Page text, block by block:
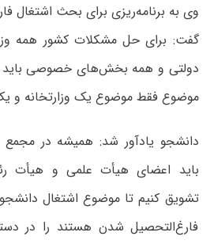
وی به برنامه‌ریزی برای بحث اشتغال
گفت: برای حل مشکلات کشور همه
دولتی و همه بخش‌های خصوصی باید
موضوع فقط موضوع یک وزارتخانه و
دانشجو یادآور شد: همیشه در مجمع
باید اعضای هیأت علمی و هیأت
تشویق کنیم تا موضوع اشتغال
فارغ‌التحصیل شدن هستند را در